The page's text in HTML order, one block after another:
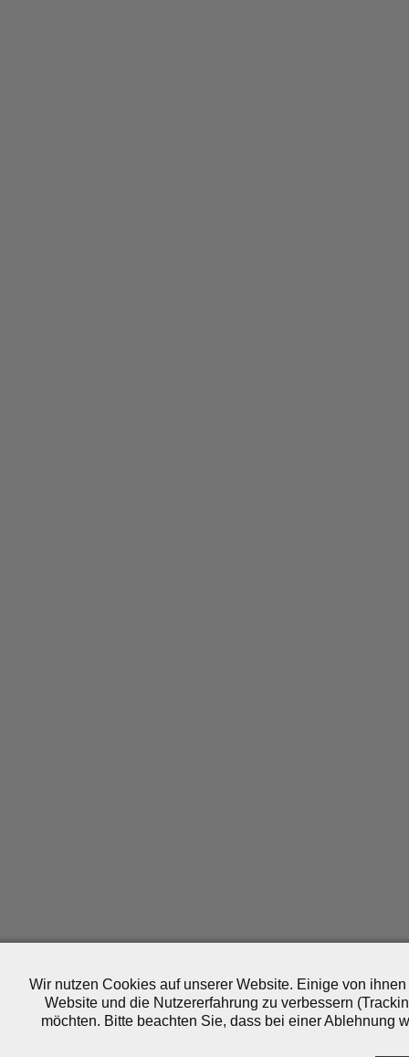
Wir nutzen Cookies auf unserer Website. Einige von
Website und die Nutzererfahrung zu verbessern
möchten. Bitte beachten Sie, dass bei einer Ablehnung